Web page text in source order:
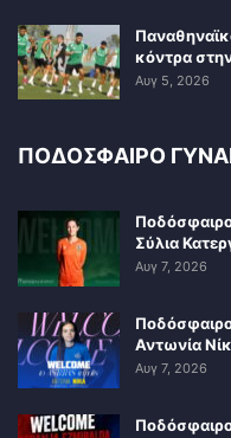
κόντρα
Αυγ 5, 2026
ΠΟΔΟΣΦΑΙΡΟ
Σύλια
Αυγ 7, 2026
Αντωνία
Αυγ 7, 2026